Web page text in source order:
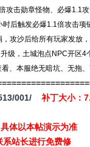
击勋章怪物、必爆1.1
触发必爆1.1倍攻击项
攻沙后给所有玩家发放
，土城泡点NPC开区4
本服绝无暗坑、无拖、
001/ 补丁大小
体以本帖演示为准
站长进行免费修